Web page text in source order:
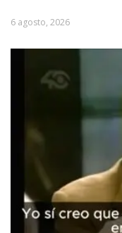
6 agosto, 2026